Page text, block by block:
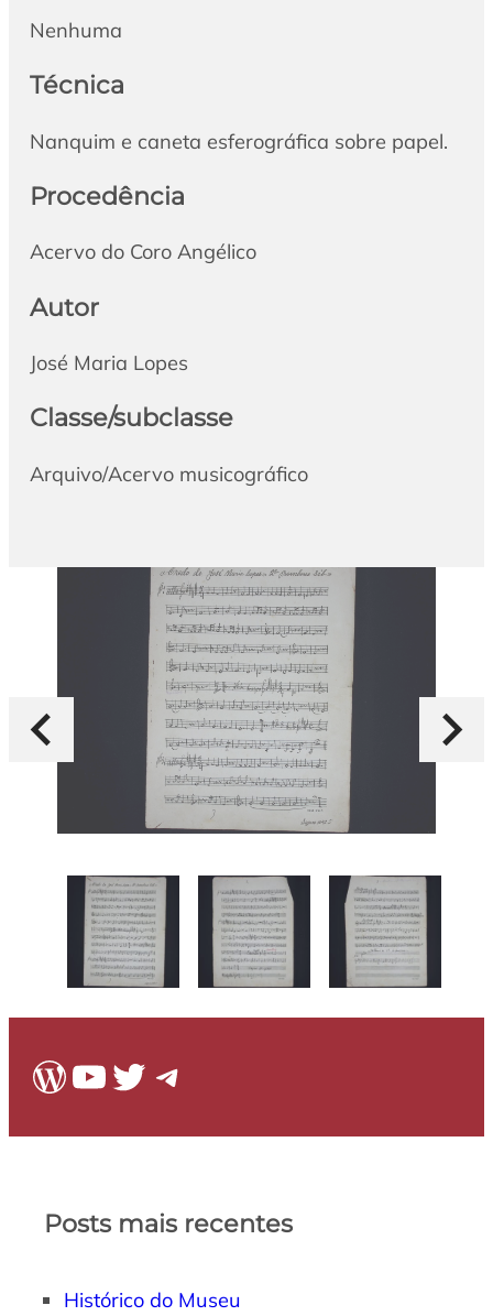
Nenhuma
Técnica
Nanquim e caneta esferográfica sobre papel.
Procedência
Acervo do Coro Angélico
Autor
José Maria Lopes
Classe/subclasse
Arquivo/Acervo musicográfico
WordPress
Youtube
Twitter
Telegram
Posts mais recentes
Histórico do Museu